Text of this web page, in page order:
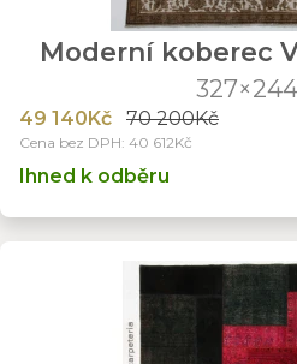
Moderní koberec
49 140Kč 70 200Kč
Cena bez DPH: 40 612Kč
Ihned k odběru